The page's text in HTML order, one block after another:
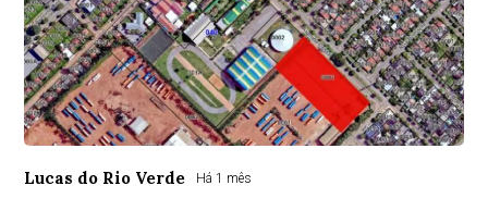
Lucas do Rio Verde Há 1 mês